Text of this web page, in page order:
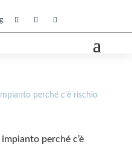
perché c’è